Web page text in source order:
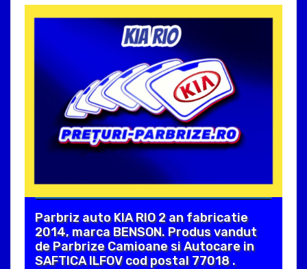
Parbriz auto KIA RIO 2 an fabricatie
2014, marca BENSON. Produs vandut
de Parbrize Camioane si Autocare in
SAFTICA ILFOV cod postal 77018 .